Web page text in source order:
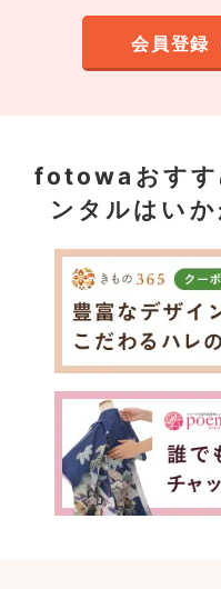
会員登録
fotowaおすす
ンタルはいか